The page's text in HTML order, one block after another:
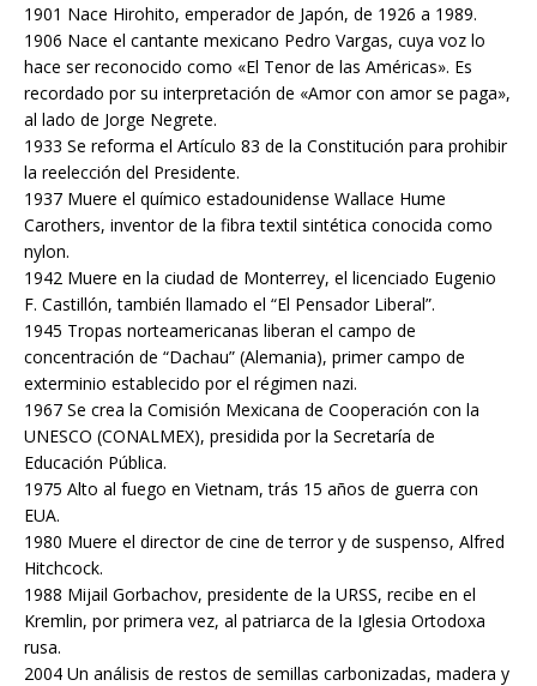
1901 Nace Hirohito, emperador de Japón, de 1926 a 1989.
1906 Nace el cantante mexicano Pedro Vargas, cuya voz lo
hace ser reconocido como «El Tenor de las Américas». Es
recordado por su interpretación de «Amor con amor se paga»,
al lado de Jorge Negrete.
1933 Se reforma el Artículo 83 de la Constitución para prohibir
la reelección del Presidente.
1937 Muere el químico estadounidense Wallace Hume
Carothers, inventor de la fibra textil sintética conocida como
nylon.
1942 Muere en la ciudad de Monterrey, el licenciado Eugenio
F. Castillón, también llamado el “El Pensador Liberal”.
1945 Tropas norteamericanas liberan el campo de
concentración de “Dachau” (Alemania), primer campo de
exterminio establecido por el régimen nazi.
1967 Se crea la Comisión Mexicana de Cooperación con la
UNESCO (CONALMEX), presidida por la Secretaría de
Educación Pública.
1975 Alto al fuego en Vietnam, trás 15 años de guerra con
EUA.
1980 Muere el director de cine de terror y de suspenso, Alfred
Hitchcock.
1988 Mijail Gorbachov, presidente de la URSS, recibe en el
Kremlin, por primera vez, al patriarca de la Iglesia Ortodoxa
rusa.
2004 Un análisis de restos de semillas carbonizadas, madera y